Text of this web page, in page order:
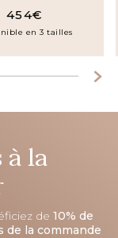
454€
en 3 tailles
la
de 10% de
de la commande